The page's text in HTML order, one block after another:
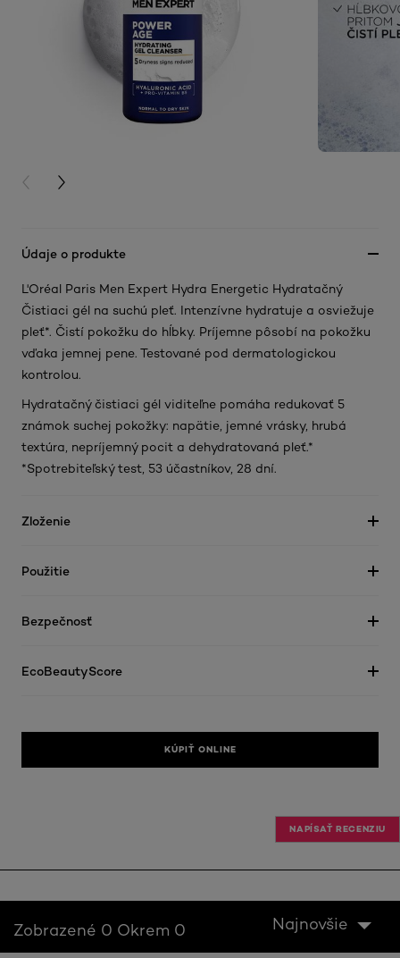
PREVIOUS CARD
NEXT CARD
Údaje o produkte
L'Oréal Paris Men Expert Hydra Energetic Hydratačný
Čistiaci gél na suchú pleť. Intenzívne hydratuje a osviežuje
pleť*. Čistí pokožku do hĺbky. Príjemne pôsobí na pokožku
vďaka jemnej pene. Testované pod dermatologickou
kontrolou.
Hydratačný čistiaci gél viditeľne pomáha redukovať 5
známok suchej pokožky: napätie, jemné vrásky, hrubá
textúra, nepríjemný pocit a dehydratovaná pleť.*
*Spotrebiteľský test, 53 účastníkov, 28 dní.
Zloženie
Použitie
Bezpečnosť
EcoBeautyScore
KÚPIŤ ONLINE
NAPÍSAŤ RECENZIU
Zobrazené 0 Okrem 0 Najnovšie